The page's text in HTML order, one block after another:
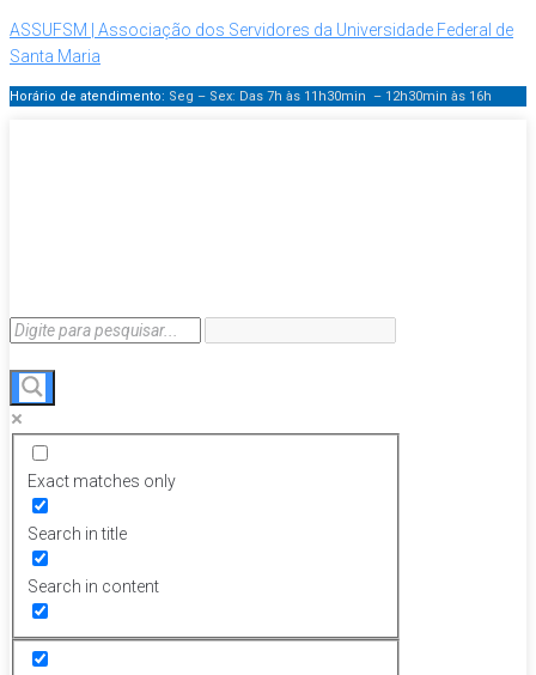
ASSUFSM | Associação dos Servidores da Universidade Federal de
Santa Maria
Horário de atendimento: Seg – Sex: Das 7h às 11h30min – 12h30min às 16h
Exact matches only
Search in title
Search in content